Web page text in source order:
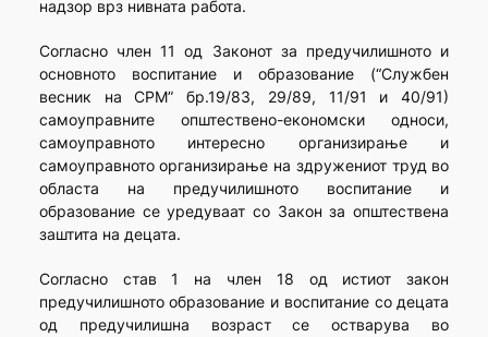
надзор врз нивната работа.
Согласно член 11 од Законот за предучилишното и
основното воспитание и образование (“Службен
весник на СРМ” бр.19/83, 29/89, 11/91 и 40/91)
самоуправните општествено-економски односи,
самоуправното интересно организирање и
самоуправното организирање на здружениот труд во
областа на предучилишното воспитание и
образование се уредуваат со Закон за општествена
заштита на децата.
Согласно став 1 на член 18 од истиот закон
предучилишното образование и воспитание со децата
од предучилишна возраст се остварува во